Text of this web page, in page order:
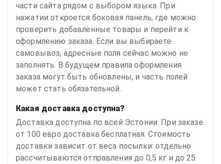
части сайта рядом с выбором языка. При
нажатии откроется боковая панель, где можно
проверить добавленные товары и перейти к
оформлению заказа. Если вы выбираете
самовывоз, адресные поля сейчас можно не
заполнять. В будущем правила оформления
заказа могут быть обновлены, и часть полей
может стать обязательной.
Какая доставка доступна?
Доставка доступна по всей Эстонии. При заказе
от 100 евро доставка бесплатная. Стоимость
доставки зависит от веса посылки: отдельно
рассчитываются отправления до 0,5 кг и до 25